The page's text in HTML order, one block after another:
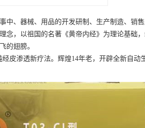
中、器械、用品的开发研制、生产制造、销
念，以祖国的名著《黄帝内经》为理论基础
的翅膀。
皮渗透新疗法。辉煌14年老，开辟全新自